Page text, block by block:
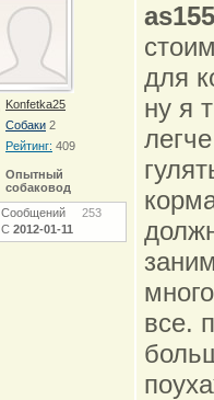
Konfetka25
Собаки 2
Рейтинг: 409
Опытный
собаковод
Сообщений 253
С 2012-01-11
для
ну я
все.